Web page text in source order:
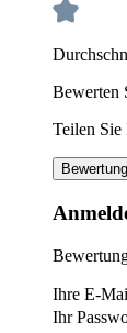
Bewerten
Teilen Sie
Ihre E-
Ihr